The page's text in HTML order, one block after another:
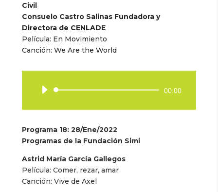
Civil
Consuelo Castro Salinas Fundadora y
Directora de CENLADE
Película: En Movimiento
Canción: We Are the World
Reproductor
audio
00:00
Programa 18: 28/Ene/2022
Programas de la Fundación Simi
Astrid María García Gallegos
Película: Comer, rezar, amar
Canción: Vive de Axel